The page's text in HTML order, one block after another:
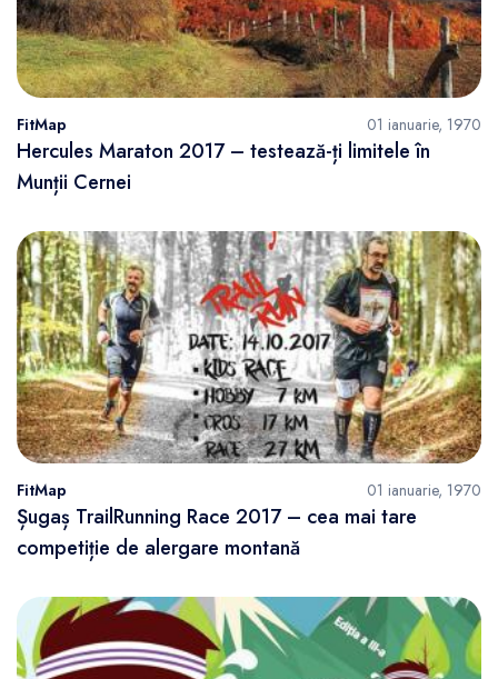
FitMap 01 ianuarie, 1970
Hercules Maraton 2017 – testează-ți limitele în
Munții Cernei
FitMap 01 ianuarie, 1970
Șugaș TrailRunning Race 2017 – cea mai tare
competiție de alergare montană